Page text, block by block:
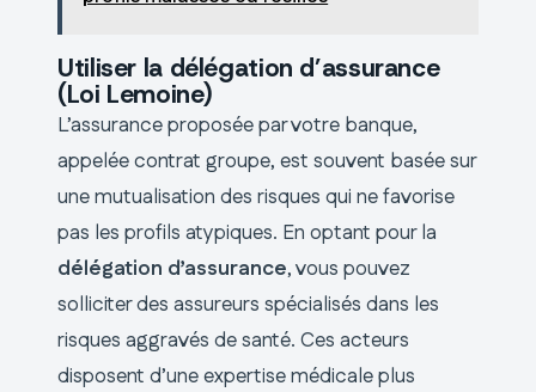
Utiliser la délégation d’assurance
(Loi Lemoine)
L’assurance proposée par votre banque,
appelée contrat groupe, est souvent basée sur
une mutualisation des risques qui ne favorise
pas les profils atypiques. En optant pour la
délégation d’assurance, vous pouvez
solliciter des assureurs spécialisés dans les
risques aggravés de santé. Ces acteurs
disposent d’une expertise médicale plus